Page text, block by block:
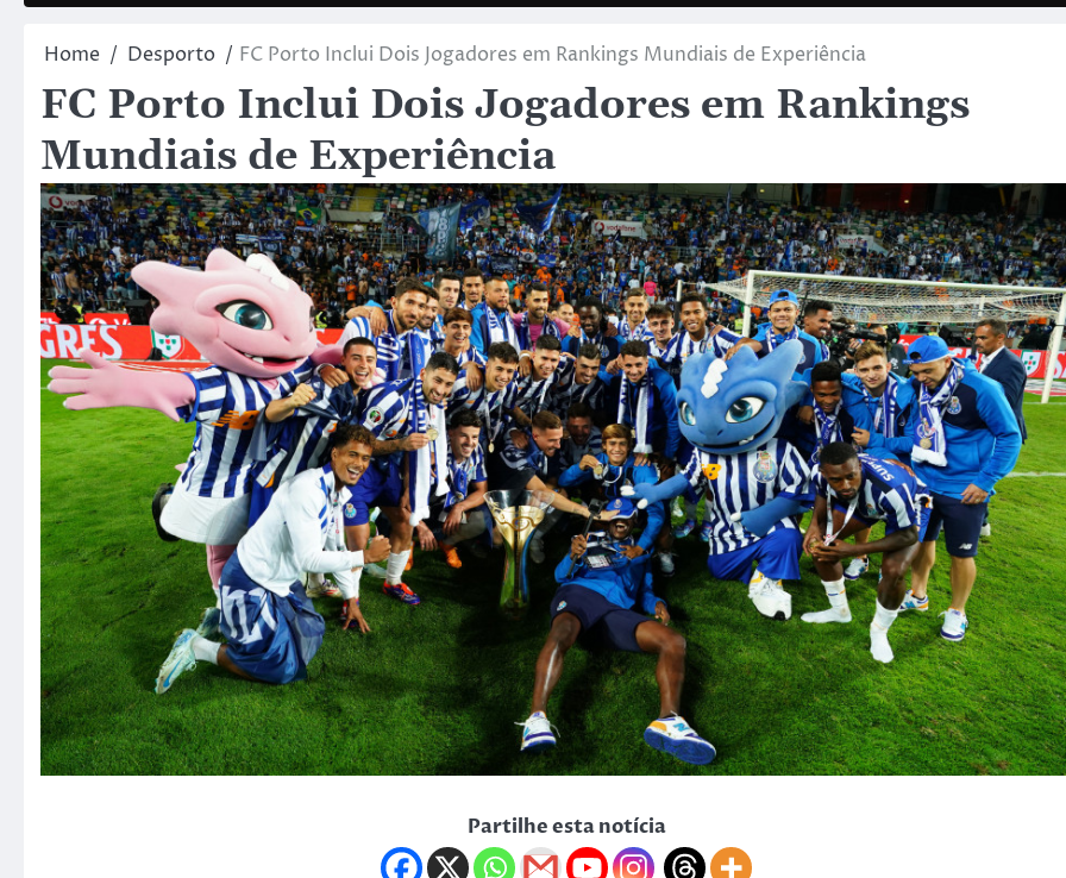
Home Desporto FC Porto Inclui Dois Jogadores em Rankings Mundiais de Experiência
FC Porto Inclui Dois Jogadores em Rankings
Mundiais de Experiência
Partilhe esta notícia